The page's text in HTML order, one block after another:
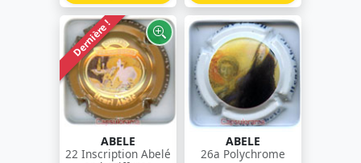
Dernière !
ABELE
22 Inscription Abelé
ABELE
26a Polychrome